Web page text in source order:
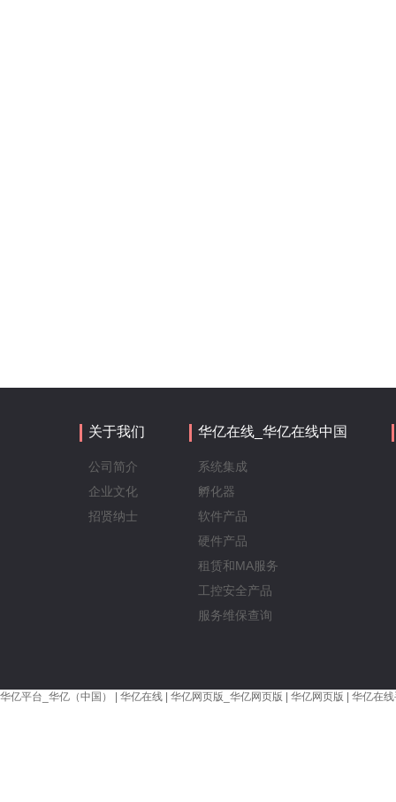
关于我们
公司简介
企业文化
招贤纳士
华亿在线_华亿在线中国
系统集成
孵化器
软件产品
硬件产品
租赁和MA服务
工控安全产品
服务维保查询
华亿平台_华亿（中国） | 华亿在线 | 华亿网页版_华亿网页版 | 华亿网页版 | 华亿在